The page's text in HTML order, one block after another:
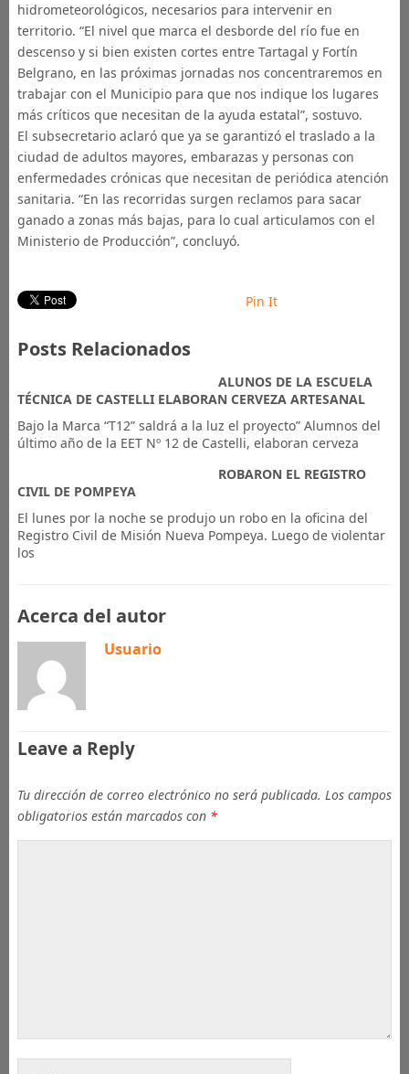
hidrometeorológicos, necesarios para intervenir en
territorio. “El nivel que marca el desborde del río fue en
descenso y si bien existen cortes entre Tartagal y Fortín
Belgrano, en las próximas jornadas nos concentraremos en
trabajar con el Municipio para que nos indique los lugares
más críticos que necesitan de la ayuda estatal”, sostuvo.
El subsecretario aclaró que ya se garantizó el traslado a la
ciudad de adultos mayores, embarazas y personas con
enfermedades crónicas que necesitan de periódica atención
sanitaria. “En las recorridas surgen reclamos para sacar
ganado a zonas más bajas, para lo cual articulamos con el
Ministerio de Producción”, concluyó.
Pin It
Posts Relacionados
ALUNOS DE LA ESCUELA
TÉCNICA DE CASTELLI ELABORAN CERVEZA ARTESANAL
Bajo la Marca “T12” saldrá a la luz el proyecto” Alumnos del
último año de la EET Nº 12 de Castelli, elaboran cerveza
ROBARON EL REGISTRO
CIVIL DE POMPEYA
El lunes por la noche se produjo un robo en la oficina del
Registro Civil de Misión Nueva Pompeya. Luego de violentar
los
Acerca del autor
Usuario
Leave a Reply
Tu dirección de correo electrónico no será publicada. Los campos
obligatorios están marcados con *